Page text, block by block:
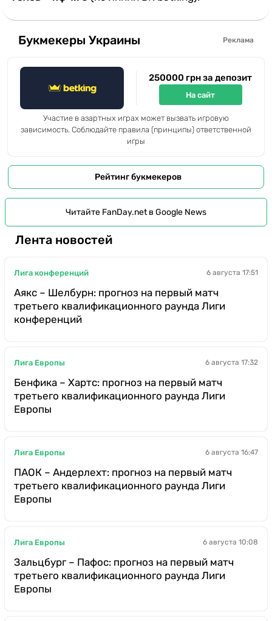
Букмекеры Украины Реклама
250000 грн за депозит
На сайт
Участие в азартных играх может вызвать игровую
зависимость. Соблюдайте правила (принципы) ответственной
игры
Рейтинг букмекеров
Читайте FanDay.net в Google News
Лента новостей
Лига конференций 6 августа 17:51
Аякс – Шелбурн: прогноз на первый матч
третьего квалификационного раунда Лиги
конференций
Лига Европы 6 августа 17:32
Бенфика – Хартс: прогноз на первый матч
третьего квалификационного раунда Лиги
Европы
Лига Европы 6 августа 16:47
ПАОК – Андерлехт: прогноз на первый матч
третьего квалификационного раунда Лиги
Европы
Лига Европы 6 августа 10:08
Зальцбург – Пафос: прогноз на первый матч
третьего квалификационного раунда Лиги
Европы